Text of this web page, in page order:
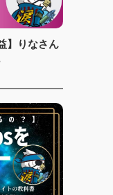
】りなさん